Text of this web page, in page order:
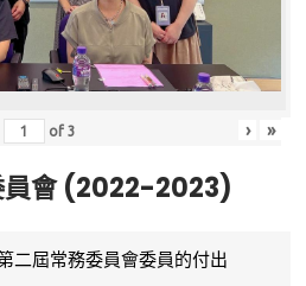
of3 › »
員會 (2022-2023)
二屆常務委員會委員的付出